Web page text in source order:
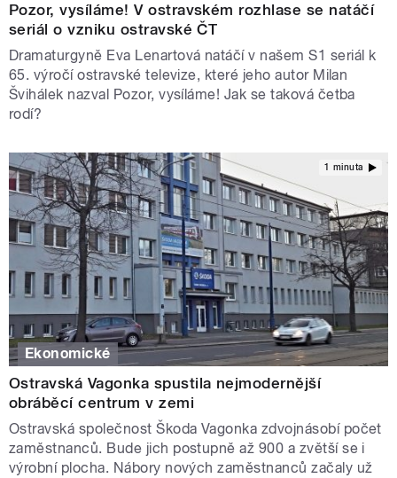
Pozor, vysíláme! V ostravském rozhlase se natáčí
seriál o vzniku ostravské ČT
Dramaturgyně Eva Lenartová natáčí v našem S1 seriál k
65. výročí ostravské televize, které jeho autor Milan
Švihálek nazval Pozor, vysíláme! Jak se taková četba
rodí?
1 minuta
Ekonomické
Ostravská Vagonka spustila nejmodernější
obráběcí centrum v zemi
Ostravská společnost Škoda Vagonka zdvojnásobí počet
zaměstnanců. Bude jich postupně až 900 a zvětší se i
výrobní plocha. Nábory nových zaměstnanců začaly už